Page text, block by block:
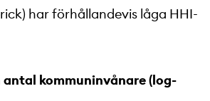
har förhållandevis låga HHI-
antal kommuninvånare (log-